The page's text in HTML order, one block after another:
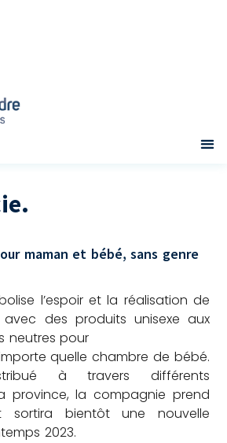
maman et bébé, sans genre
l’espoir et la réalisation de
des produits unisexe aux
neutres pour
quelle chambre de bébé.
à travers différents
province, la compagnie prend
sortira bientôt une nouvelle
2023.